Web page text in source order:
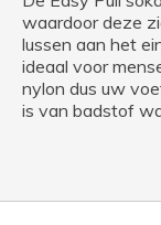
waardoor deze
lussen aan het
ideaal voor
nylon dus uw
is van badstof